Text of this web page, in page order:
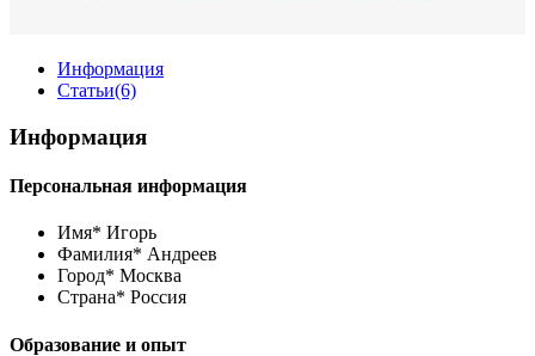
Информация
Статьи(6)
Информация
Персональная информация
Имя* Игорь
Фамилия* Андреев
Город* Москва
Страна* Россия
Образование и опыт